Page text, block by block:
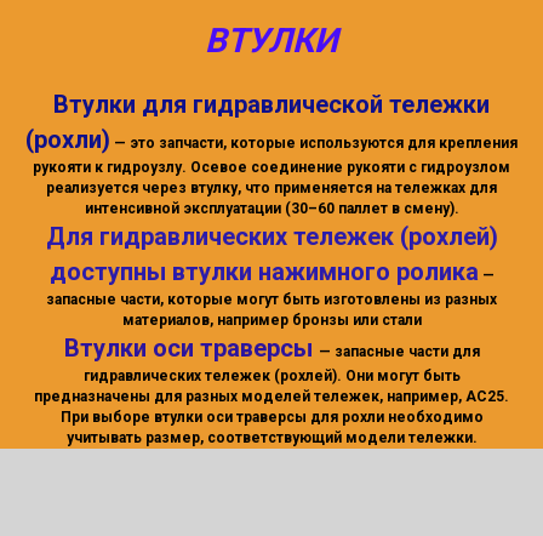
ВТУЛКИ
Втулки для гидравлической тележки
(рохли) — это запчасти, которые используются для крепления
рукояти к гидроузлу. Осевое соединение рукояти с гидроузлом
реализуется через втулку, что применяется на тележках для
интенсивной эксплуатации (30–60 паллет в смену).
Для гидравлических тележек (рохлей)
доступны втулки нажимного ролика —
запасные части, которые могут быть изготовлены из разных
материалов, например бронзы или стали
Втулки оси траверсы — запасные части для
гидравлических тележек (рохлей). Они могут быть
предназначены для разных моделей тележек, например, AC25.
При выборе втулки оси траверсы для рохли необходимо
учитывать размер, соответствующий модели тележки.